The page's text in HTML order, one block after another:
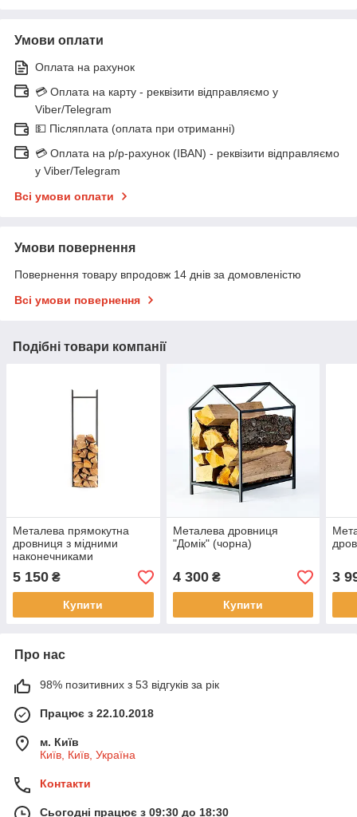
Умови оплати
Оплата на рахунок
💳 Оплата на карту - реквізити відправляємо у
Viber/Telegram
💵 Післяплата (оплата при отриманні)
💳 Оплата на р/р-рахунок (IBAN) - реквізити відправляємо
у Viber/Telegram
Всі умови оплати
Умови повернення
Повернення товару впродовж 14 днів за домовленістю
Всі умови повернення
Подібні товари компанії
Металева прямокутна
дровниця з мідними
наконечниками
5 150 ₴
Купити
Металева дровниця
"Домік" (чорна)
4 300₴
Купити
3
Про нас
98% позитивних з 53 відгуків за рік
Працює з 22.10.2018
м. Київ
Київ, Київ, Україна
Контакти
Сьогодні працює з 09:30 до 18:30